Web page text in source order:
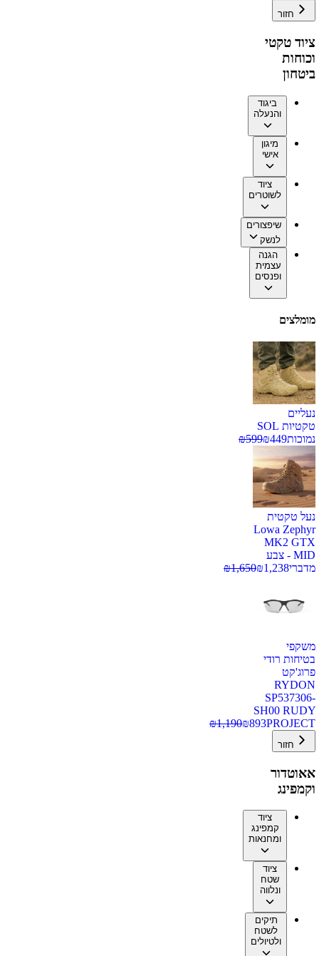
חזור
ציוד טקטי
וכוחות
ביטחון
ביגוד
והנעלה
מיגון
אישי
ציוד
לשוטרים
שיפצורים
לנשק
הגנה
עצמית
ופנסים
מומלצים
נעליים
טקטיות SOL
נמוכות
₪449
₪599
נעל טקטית
Lowa Zephyr
MK2 GTX
MID - צבע
מדברי
₪1,238
₪1,650
משקפי
בטיחות רודי
פרוג'קט
RYDON
SP537306-
SH00 RUDY
PROJECT
₪893
₪1,190
חזור
אאוטדור
וקמפינג
ציוד
קמפינג
ומחנאות
ציוד
שטח
ונלווה
תיקים
לשטח
ולטיולים